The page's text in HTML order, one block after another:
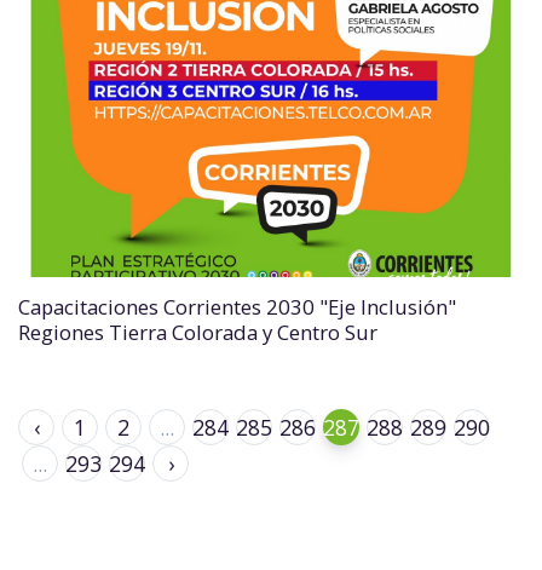
Capacitaciones Corrientes 2030 "Eje Inclusión"
Regiones Tierra Colorada y Centro Sur
‹ 1 2 ... 284 285 286 287 288 289 290
...
293 294 ›